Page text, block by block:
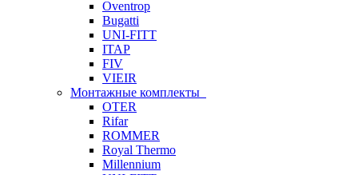
Oventrop
Bugatti
UNI-FITT
ITAP
FIV
VIEIR
Монтажные комплекты
OTER
Rifar
ROMMER
Royal Thermo
Millennium